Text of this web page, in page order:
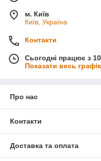
м. Київ
Київ, Україна
Контакти
Сьогодні працює з
Показати весь
Про нас
Контакти
Доставка та оплата